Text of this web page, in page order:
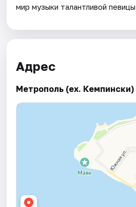
мир музыки талантливой
Адрес
Метрополь (ex. Кемпински)